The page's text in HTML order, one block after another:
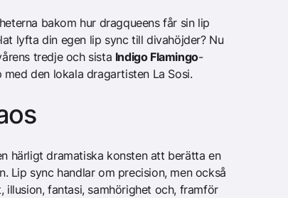
bakom hur dragqueens får sin lip
lyfta din egen lip sync till divahöjder? Nu
tredje och sista Indigo Flamingo-
den lokala dragartisten La Sosi.
härligt dramatiska konsten att berätta en
Lip sync handlar om precision, men också
fantasi, samhörighet och, framför